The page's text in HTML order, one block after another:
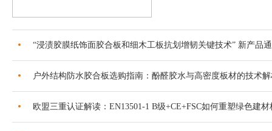
“浸渍胶膜纸饰面胶合板和细木工板抗划增韧关键技术” 新产品
户外结构防水胶合板选购指南：酚醛胶水与高密度板材的技术
欧盟三重认证解读：EN13501-1 B级+CE+FSC如何重塑绿色建材